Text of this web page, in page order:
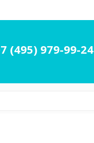
(495) 979-99-24